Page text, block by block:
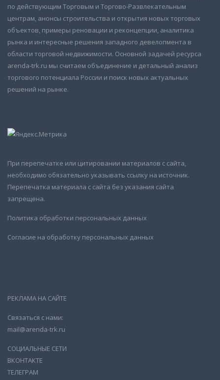
по действующим Торговым и Торгово-Развлекательным
центрам, анонсы строительства и открытия новых торговых
объектов, примеры реновации и реконцепции, аналитика
рынка и интересные решения западного девелопмента в
области торговой недвижимости. Основной задачей ресурса
arenda-trk.ru мы считаем объединение и детальный анализ
торгового потенциала России и поиск новых актуальных
решений на рынке.
При перепечатке или цитировании материалов с сайта,
необходимо обязательно указывать ссылку на источник.
Перепечатка материала с сайта без указания сайта
запрещена.
Политика обработки персональных данных
Согласие на обработку персональных данных
РЕКЛАМА НА САЙТЕ
Связаться с нами:
mail@arenda-trk.ru
СОЦИАЛЬНЫЕ СЕТИ
ВКОНТАКТЕ
ТЕЛЕГРАМ